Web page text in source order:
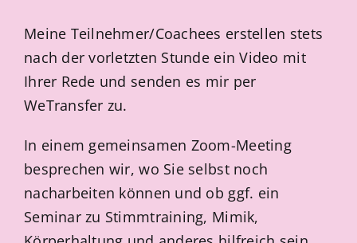
Meine Teilnehmer/Coachees erstellen stets
nach der vorletzten Stunde ein Video mit
Ihrer Rede und senden es mir per
WeTransfer zu.
In einem gemeinsamen Zoom-Meeting
besprechen wir, wo Sie selbst noch
nacharbeiten können und ob ggf. ein
Seminar zu Stimmtraining, Mimik,